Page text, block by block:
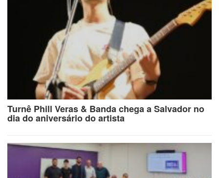
Turnê Phill Veras & Banda chega a Salvador no
dia do aniversário do artista